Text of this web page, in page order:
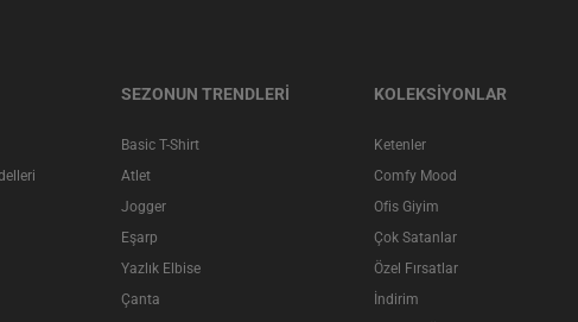
SEZONUN TRENDLERİ
Basic T-Shirt
Atlet
Jogger
Eşarp
Yazlık Elbise
Çanta
KOLEKSİYONLAR
Ketenler
Comfy Mood
Ofis Giyim
Çok Satanlar
Özel Fırsatlar
İndirim